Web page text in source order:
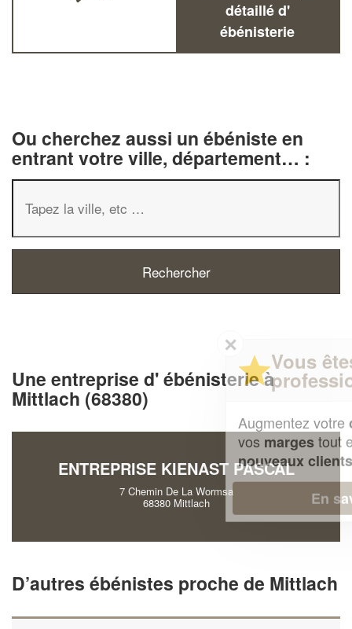
détaillé d'
ébénisterie
Ou cherchez aussi un ébéniste en
entrant votre ville, département… :
Une entreprise d' ébénisterie à
Mittlach (68380)
ENTREPRISE KIENAST PASCAL
7 Chemin De La Wormsa
68380 Mittlach
D’autres ébénistes proche de Mittlach
Vous êtes un
professionnel ?
chiffre d'affaireset
tout en gagnant de
nouveaux clients!
En savoir plus